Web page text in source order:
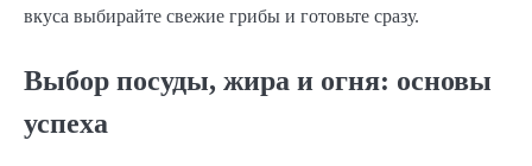
вкуса выбирайте свежие грибы и готовьте сразу.
Выбор посуды, жира и огня: основы
успеха